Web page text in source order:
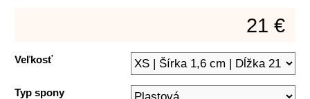
21 €
Veľkosť
Typ spony